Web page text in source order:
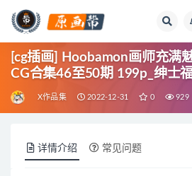
[cg插画] Hoobamon画师充满
CG合集46至50期 199p_绅士
X作品集 2022-12-31 0 929
详情介绍 常见问题